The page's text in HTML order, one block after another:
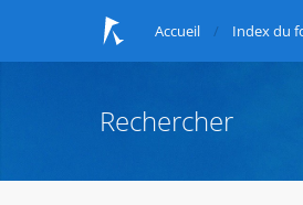
Accueil Index du
Rechercher